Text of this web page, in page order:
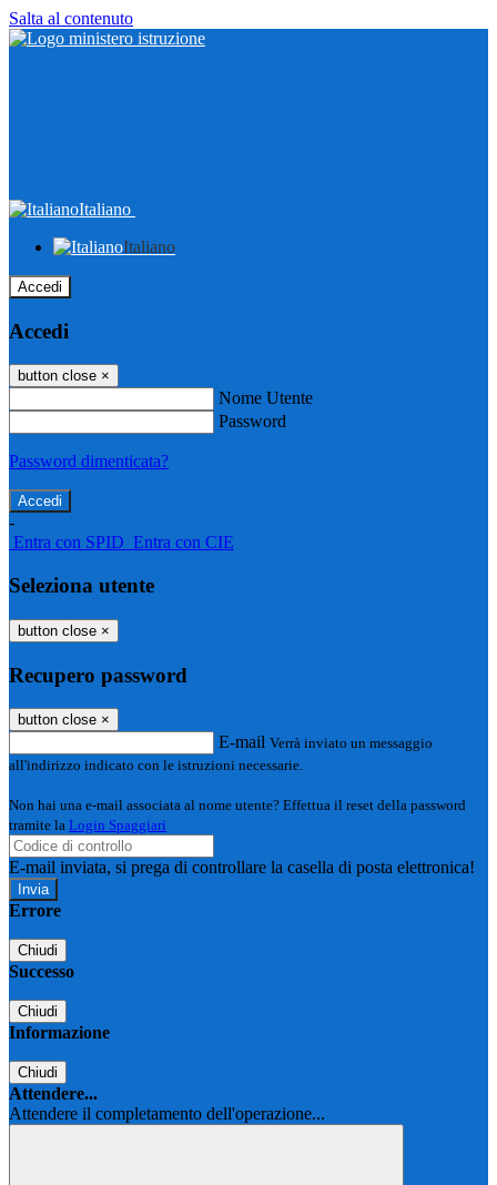
Salta al contenuto
Italiano
Italiano
Accedi
Accedi
button close ×
Nome Utente
Password
Password dimenticata?
-
Entra con SPID Entra con CIE
Seleziona utente
button close ×
Recupero password
button close ×
E-mail Verrà inviato un messaggio
all'indirizzo indicato con le istruzioni necessarie.
Non hai una e-mail associata al nome utente? Effettua il reset della password
tramite la Login Spaggiari
E-mail inviata, si prega di controllare la casella di posta elettronica!
Errore
Chiudi
Successo
Chiudi
Informazione
Chiudi
Attendere...
Attendere il completamento dell'operazione...